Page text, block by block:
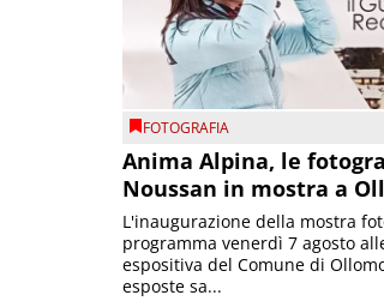
FOTOGRAFIA
Anima Alpina, le
Noussan in mostra a
L'inaugurazione della mostra
programma venerdì 7 agosto
espositiva del Comune di
esposte sa...